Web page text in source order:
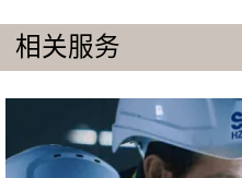
相关服务